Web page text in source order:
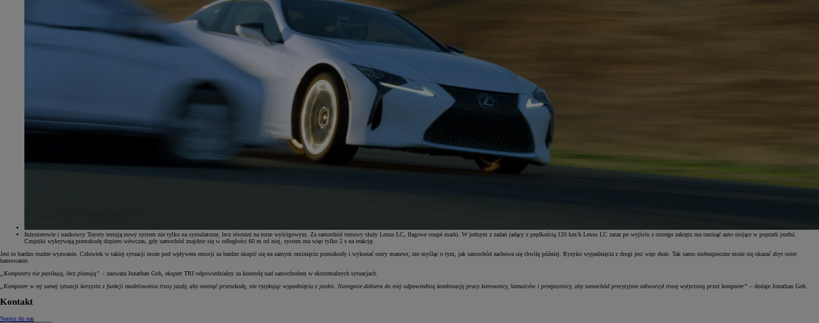
Inżynierowie i naukowcy Toyoty testują nowy system nie tylko na symulatorze, lecz również na torze wyścigowym. Za samochód testowy służy Lexus LC, flagowe coupé marki. W jednym z zadań jadący z prędkością 120 km/h Lexus LC zaraz po wyjściu z ostrego zakrętu ma ominąć auto stojące w poprzek jezdni.
Czujniki wykrywają przeszkodę dopiero wówczas, gdy samochód znajdzie się w odległości 60 m od niej, system ma więc tylko 2 s na reakcję.
Jest to bardzo trudne wyzwanie. Człowiek w takiej sytuacji może pod wpływem emocji za bardzo skupić się na samym ominięciu przeszkody i wykonać ostry manewr, nie myśląc o tym, jak samochód zachowa się chwilę później. Ryzyko wypadnięcia z drogi jest więc duże. Tak samo niebezpieczne może się okazać zbyt ostre
hamowanie.
„Komputery nie panikują, lecz planują” – zauważa Jonathan Goh, ekspert TRI odpowiedzialny za kontrolę nad samochodem w ekstremalnych sytuacjach.
„Komputer w tej samej sytuacji korzysta z funkcji modelowania trasy jazdy, aby ominąć przeszkodę, nie ryzykując wypadnięcia z jezdni. Następnie dobiera do niej odpowiednią kombinację pracy kierownicy, hamulców i przepustnicy, aby samochód precyzyjnie odtworzył trasę wytyczoną przez komputer” – dodaje Jonathan Goh.
Kontakt
Napisz do nas